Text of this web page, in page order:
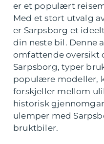
er et populært
Med et stort utvalg
er Sarpsborg et
din neste bil. Denne
omfattende oversikt
Sarpsborg, typer
populære modeller,
forskjeller mellom
historisk
ulemper med
bruktbiler.